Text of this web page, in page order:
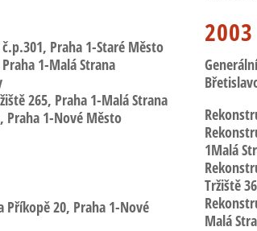
, Praha 1-Staré Město
1-Malá Strana
265, Praha 1-Malá Strana
, Praha 1-Nové Město
Příkopě 20, Praha 1-Nové
2003
1­Malá
Tržiště
Malá